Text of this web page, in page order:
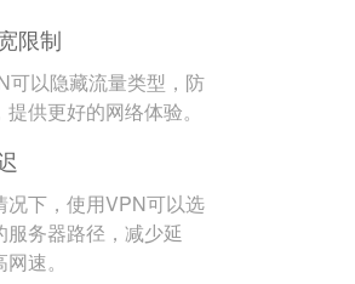
限制
可以隐藏流量类型，防
提供更好的网络体验。
况下，使用VPN可以选
服务器路径，减少延
速。